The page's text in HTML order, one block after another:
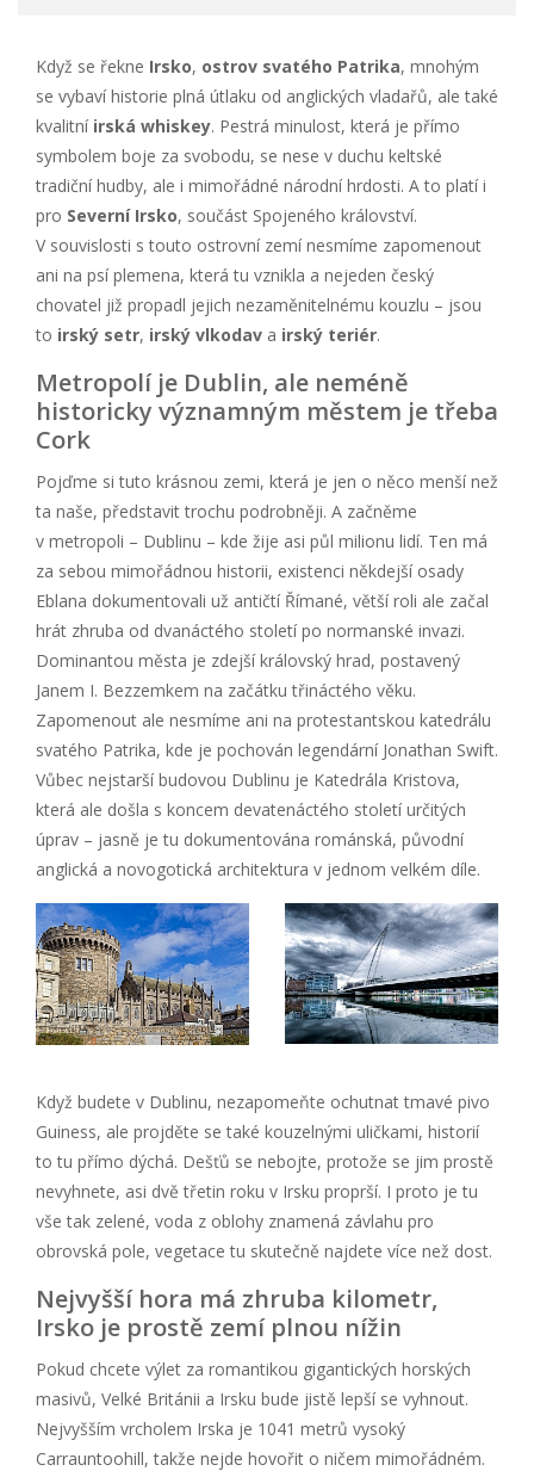
Když se řekne Irsko, ostrov svatého Patrika, mnohým
se vybaví historie plná útlaku od anglických vladařů, ale také
kvalitní irská whiskey. Pestrá minulost, která je přímo
symbolem boje za svobodu, se nese v duchu keltské
tradiční hudby, ale i mimořádné národní hrdosti. A to platí i
pro Severní Irsko, součást Spojeného království.
V souvislosti s touto ostrovní zemí nesmíme zapomenout
ani na psí plemena, která tu vznikla a nejeden český
chovatel již propadl jejich nezaměnitelnému kouzlu – jsou
to irský setr, irský vlkodav a irský teriér.
Metropolí je Dublin, ale neméně
historicky významným městem je třeba
Cork
Pojďme si tuto krásnou zemi, která je jen o něco menší než
ta naše, představit trochu podrobněji. A začněme
v metropoli – Dublinu – kde žije asi půl milionu lidí. Ten má
za sebou mimořádnou historii, existenci někdejší osady
Eblana dokumentovali už antičtí Římané, větší roli ale začal
hrát zhruba od dvanáctého století po normanské invazi.
Dominantou města je zdejší královský hrad, postavený
Janem I. Bezzemkem na začátku třináctého věku.
Zapomenout ale nesmíme ani na protestantskou katedrálu
svatého Patrika, kde je pochován legendární Jonathan Swift.
Vůbec nejstarší budovou Dublinu je Katedrála Kristova,
která ale došla s koncem devatenáctého století určitých
úprav – jasně je tu dokumentována románská, původní
anglická a novogotická architektura v jednom velkém díle.
Když budete v Dublinu, nezapomeňte ochutnat tmavé pivo
Guiness, ale projděte se také kouzelnými uličkami, historií
to tu přímo dýchá. Dešťů se nebojte, protože se jim prostě
nevyhnete, asi dvě třetin roku v Irsku proprší. I proto je tu
vše tak zelené, voda z oblohy znamená závlahu pro
obrovská pole, vegetace tu skutečně najdete více než dost.
Nejvyšší hora má zhruba kilometr,
Irsko je prostě zemí plnou nížin
Pokud chcete výlet za romantikou gigantických horských
masivů, Velké Británii a Irsku bude jistě lepší se vyhnout.
Nejvyšším vrcholem Irska je 1041 metrů vysoký
Carrauntoohill, takže nejde hovořit o ničem mimořádném.